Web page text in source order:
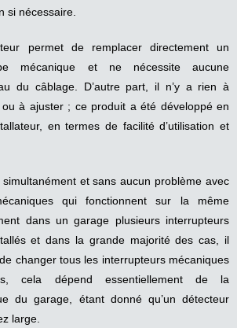
si nécessaire.
permet de remplacer directement un
mécanique et ne nécessite aucune
du câblage. D’autre part, il n’y a rien à
à ajuster ; ce produit a été développé en
en termes de facilité d’utilisation et
et sans aucun problème avec
qui fonctionnent sur la même
dans un garage plusieurs interrupteurs
et dans la grande majorité des cas, il
changer tous les interrupteurs mécaniques
cela dépend essentiellement de la
du garage, étant donné qu’un détecteur
large.